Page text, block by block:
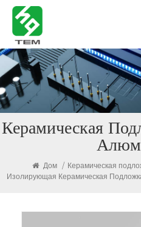
Керамическая
Дом / Керамическая
Изолирующая Керамическая